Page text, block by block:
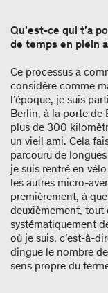
Qu’est-ce qui t’a
de temps en plein
Ce processus a
considère comme
l’époque, je suis
Berlin, à la porte de
plus de 300
un vieil ami. Cela
parcouru de
je suis rentré en
les autres micro-
premièrement, à
deuxièmement, tout
systématiquement
où je suis, c’est-à-
dingue le nombre
sens propre du